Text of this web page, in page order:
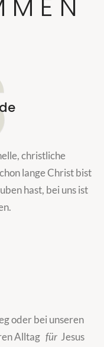
christliche
lange Christ bist
hast, bei uns ist
oder bei unseren
Alltag für Jesus